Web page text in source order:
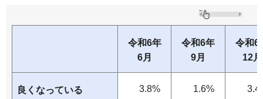
令和6年
6月
令和6年
9月
令和6
12月
良くなっている 3.8% 1.6%